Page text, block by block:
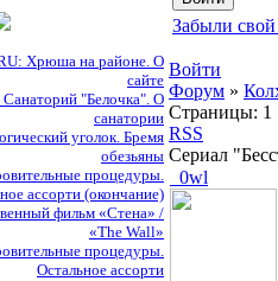
Хрюша на районе. О
сайте
Санаторий "Белочка". О
санатории
уголок. Бремя
обезьяны
процедуры.
ассорти (окончание)
фильм «Стена» /
«The Wall»
процедуры.
Остальное ассорти
Забыли свой
Войти
Форум »
Страницы: 1
RSS
Сериал
_0wl